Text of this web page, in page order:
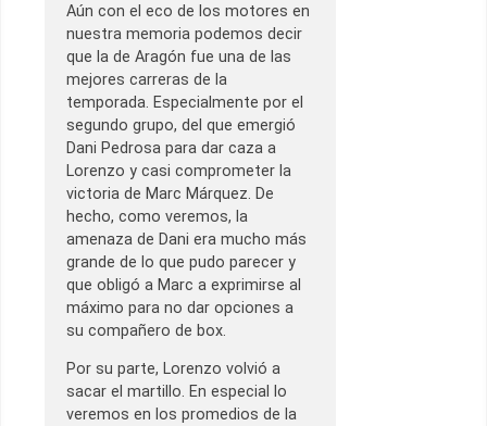
Aún con el eco de los motores en
nuestra memoria podemos decir
que la de Aragón fue una de las
mejores carreras de la
temporada. Especialmente por el
segundo grupo, del que emergió
Dani Pedrosa para dar caza a
Lorenzo y casi comprometer la
victoria de Marc Márquez. De
hecho, como veremos, la
amenaza de Dani era mucho más
grande de lo que pudo parecer y
que obligó a Marc a exprimirse al
máximo para no dar opciones a
su compañero de box.
Por su parte, Lorenzo volvió a
sacar el martillo. En especial lo
veremos en los promedios de la